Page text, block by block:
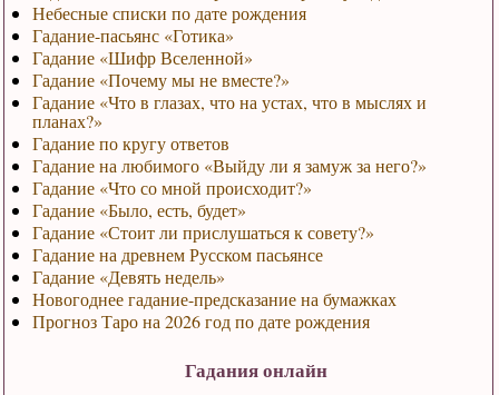
Небесные списки по дате рождения
Гадание-пасьянс «Готика»
Гадание «Шифр Вселенной»
Гадание «Почему мы не вместе?»
Гадание «Что в глазах, что на устах, что в мыслях и
планах?»
Гадание по кругу ответов
Гадание на любимого «Выйду ли я замуж за него?»
Гадание «Что со мной происходит?»
Гадание «Было, есть, будет»
Гадание «Стоит ли прислушаться к совету?»
Гадание на древнем Русском пасьянсе
Гадание «Девять недель»
Новогоднее гадание-предсказание на бумажках
Прогноз Таро на 2026 год по дате рождения
Гадания онлайн